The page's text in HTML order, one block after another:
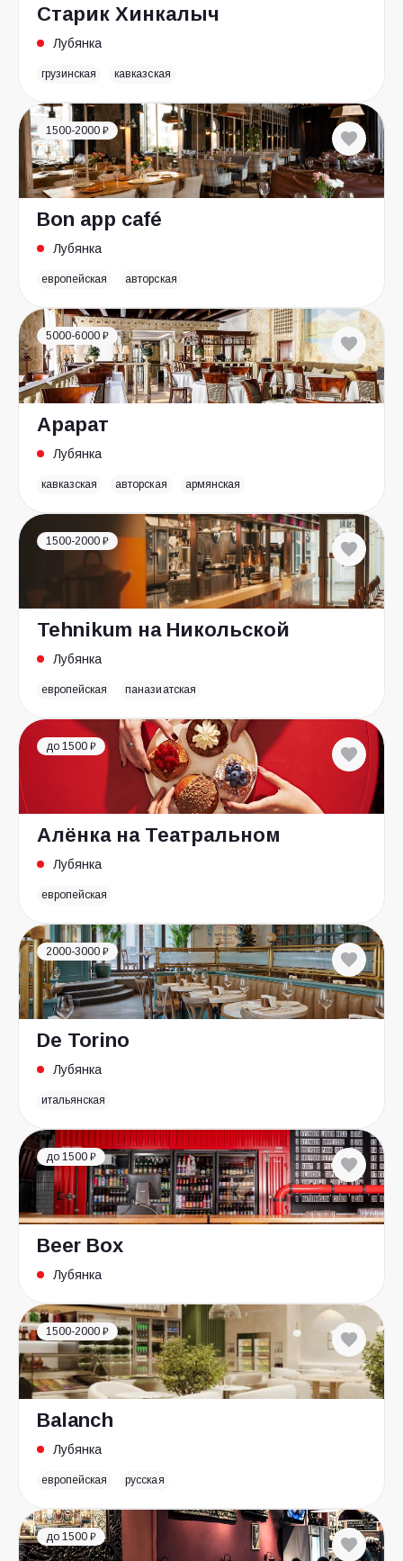
Старик Хинкалыч
Лубянка
грузинская кавказская
1500-2000 ₽
Bon app café
Лубянка
европейская авторская
5000-6000 ₽
Арарат
Лубянка
кавказская авторская армянская
1500-2000 ₽
Tehnikum на Никольской
Лубянка
европейская паназиатская
до 1500 ₽
Алёнка на Театральном
Лубянка
европейская
2000-3000 ₽
De Torino
Лубянка
итальянская
до 1500 ₽
Beer Box
Лубянка
1500-2000 ₽
Balanch
Лубянка
европейская русская
до 1500 ₽